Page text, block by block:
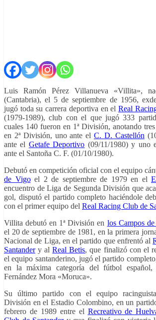
Luis Ramón Pérez Villanueva «Villita»,
(Cantabria), el 5 de septiembre de 1956,
jugó toda su carrera deportiva en elReal
(1979-1989), club con el que jugó 333
cuales 140 fueron en 1ª División, anotando
en 2ª División, uno ante el C. D. Castellón
ante el Getafe Deportivo (09/11/1980) y uno
ante el Santoña C. F. (01/10/1980).
Debutó en competición oficial con el equipo
de Vigoel 2 de septiembre de 1979 en el
encuentro de Liga de Segunda División que
gol, disputó el partido completo haciéndole
con el primer equipo del Real Racing Club de
Villita debutó en 1ª División en los Campos
el 20 de septiembre de 1981, en la primera
Nacional de Liga, en el partido que enfrentó al
Santandery alReal Betis, que finalizó con el
el equipo santanderino, jugó el partido
en la máxima categoría del fútbol
Fernández Mora «Moruca».
Su último partido con el equipo
División en el Estadio Colombino, en un
febrero de 1989 entre el Recreativo de